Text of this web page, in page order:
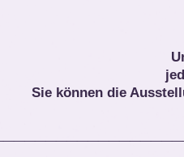
Sie können die